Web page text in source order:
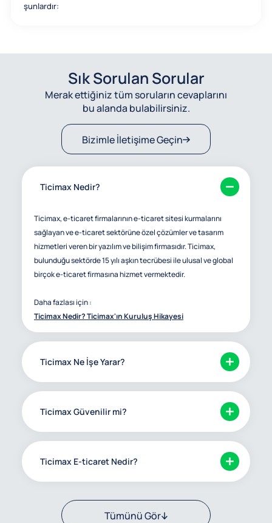
şunlardır:
Sık Sorulan Sorular
Merak ettiğiniz tüm soruların cevaplarını
bu alanda bulabilirsiniz.
Bizimle İletişime Geçin
Ticimax Nedir?
Ticimax, e-ticaret firmalarının e-ticaret sitesi kurmalarını
sağlayan ve e-ticaret sektörüne özel çözümler ve tasarım
hizmetleri veren bir yazılım ve bilişim firmasıdır. Ticimax,
bulunduğu sektörde 15 yılı aşkın tecrübesi ile ulusal ve global
birçok e-ticaret firmasına hizmet vermektedir.
Daha fazlası için :
Ticimax Nedir? Ticimax'ın Kuruluş Hikayesi
Ticimax Ne İşe Yarar?
Ticimax Güvenilir mi?
Ticimax E-ticaret Nedir?
Tümünü Gör